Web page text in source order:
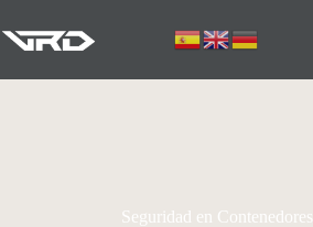
Seguridad en Contenedores